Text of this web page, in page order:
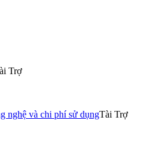
Trợ
nghệ và chi phí sử dụngTài Trợ